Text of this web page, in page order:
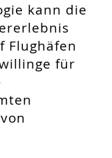
kann die
Flughäfen
für